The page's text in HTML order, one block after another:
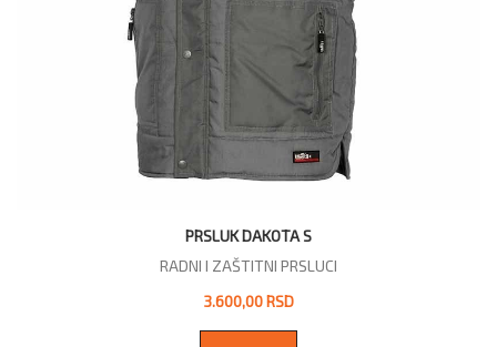
PRSLUK DAKOTA S
RADNI I ZAŠTITNI PRSLUCI
3.600,00 RSD